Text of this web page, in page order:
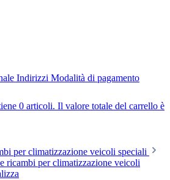
Indirizzi Modalità di pagamento
0 articoli. Il valore totale del carrello è
per climatizzazione veicoli speciali
ricambi per climatizzazione veicoli